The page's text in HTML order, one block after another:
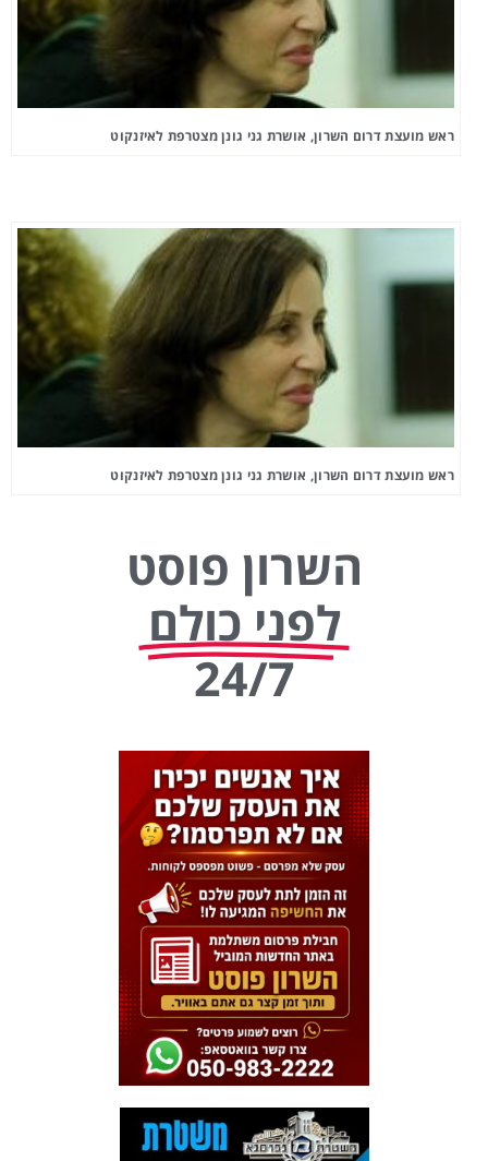
ראש מועצת דרום השרון, אושרת גני גונן מצטרפת לאיזנקוט
ראש מועצת דרום השרון, אושרת גני גונן מצטרפת לאיזנקוט
השרון פוסט
לפני כולם
24/7